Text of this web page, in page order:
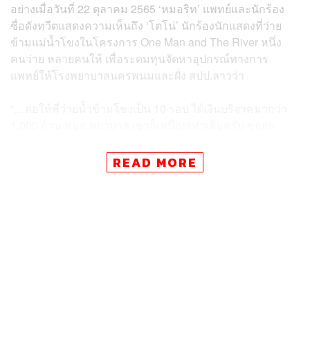
อย่างเมื่อวันที่ 22 ตุลาคม 2565 ‘หมอริท’ แพทย์และนักร้อง
ชื่อดังทวีตแสดงความเห็นถึง ‘โตโน่’ นักร้องนักแสดงที่ว่าย
ข้ามแม่น้ำโขงในโครงการ One Man and The River หนึ่ง
คนว่าย หลายคนให้ เพื่อระดมทุนจัดหาอุปกรณ์ทางการ
แพทย์ให้โรงพยาบาลนครพนมและฝั่ง สปป.ลาวว่า
คือ ระบบประกันสุขภาพถ้วนหน้า แปลว่าคนไทยจะป่วยยังไง
READ MORE